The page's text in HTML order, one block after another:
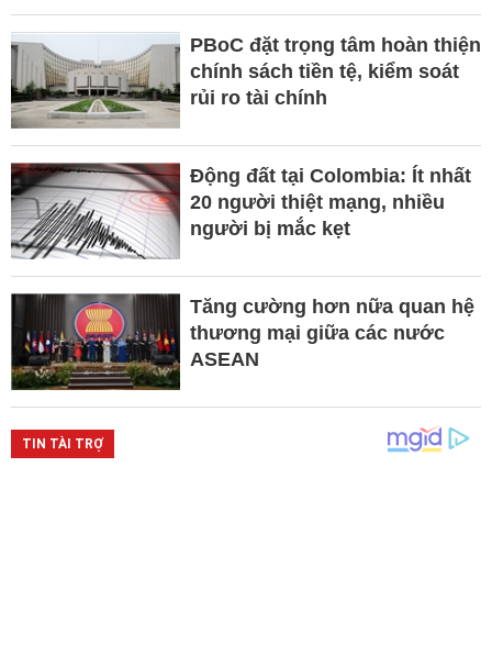
PBoC đặt trọng tâm hoàn thiện
chính sách tiền tệ, kiểm soát
rủi ro tài chính
Động đất tại Colombia: Ít nhất
20 người thiệt mạng, nhiều
người bị mắc kẹt
Tăng cường hơn nữa quan hệ
thương mại giữa các nước
ASEAN